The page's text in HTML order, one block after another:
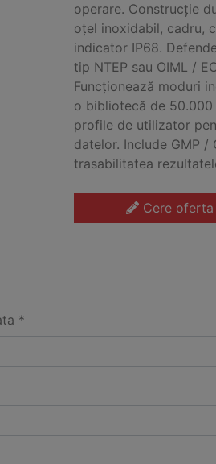
operare. Construcție
oțel inoxidabil, cadru,
indicator IP68.
tip NTEP sau OIML /
Funcționează moduri
o bibliotecă de 50.000
profile de utilizator
datelor. Include GMP /
trasabilitatea
Cere oferta
*